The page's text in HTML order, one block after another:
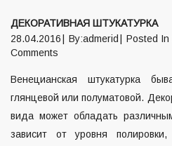
ДЕКОРАТИВНАЯ ШТУКАТУРКА
28.04.2016
By:admerid Posted In
Comments
Венецианская штукатурка
глянцевой или полуматовой.
вида может обладать
зависит от уровня